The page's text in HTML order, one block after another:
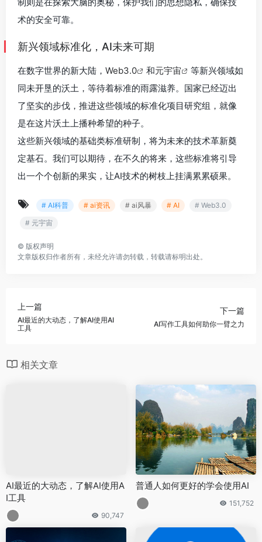
术的安全可靠。
新兴领域标准化，AI未来可期
在数字世界的新大陆， Web3.0 和元宇宙
等新兴领域如
同未开垦的沃土，等待着标准的雨露滋养。国家已经迈出
了坚实的步伐，推进这些领域的标准化项目研究组，就像
是在这片沃土上播种希望的种子。
这些新兴领域的基础类标准研制，将为未来的技术革新奠
定基石。我们可以期待，在不久的将来，这些标准将引导
出一个个创新的果实，让AI技术的树枝上挂满累累硕果。
# AI科普 # ai资讯 # ai风暴 # AI
# Web3.0
# 元宇宙
© 版权声明
文章版权归作者所有，未经允许请勿转载，转载请标明出处。
上一篇
AI最近的大动态，了解AI使用AI
工具
下一篇
AI写作工具如何助你一臂之力
相关文章
AI最近的大动态，了解AI使用A
I工具
90,747
普通人如何更好的学会使用AI
151,752